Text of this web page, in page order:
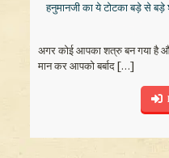
हनुमानजी का ये टोटका बड़े से बड़े
अगर कोई आपका शत्रु बन गया है
मान कर आपको बर्बाद[…]